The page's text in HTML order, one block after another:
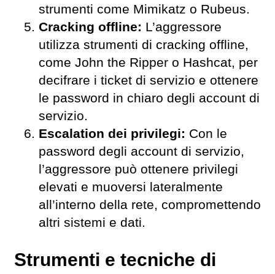
strumenti come Mimikatz o Rubeus.
Cracking offline: L’aggressore
utilizza strumenti di cracking offline,
come John the Ripper o Hashcat, per
decifrare i ticket di servizio e ottenere
le password in chiaro degli account di
servizio.
Escalation dei privilegi: Con le
password degli account di servizio,
l’aggressore può ottenere privilegi
elevati e muoversi lateralmente
all’interno della rete, compromettendo
altri sistemi e dati.
Strumenti e tecniche di